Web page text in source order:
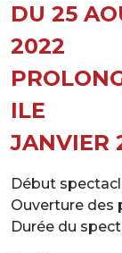
DU 25
2022
ILE
JANVIER
Début
Ouverture des
Durée du